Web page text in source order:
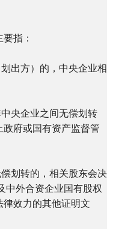
指：
出方）的，中央企业相
央企业之间无偿划转
府或国有资产监督管
划转的，相关股东会决
中外合资企业国有股权
效力的其他证明文